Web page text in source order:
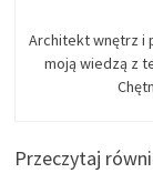
Architekt wnętrz i
moją wiedzą z
Przeczytaj